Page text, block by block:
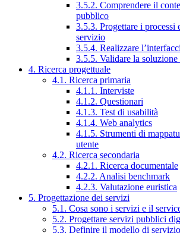
3.5.2. Comprendere il
pubblico
3.5.3. Progettare i processi
servizio
3.5.4. Realizzare
3.5.5. Validare la soluzione
4. Ricerca progettuale
4.1. Ricerca primaria
4.1.1. Interviste
4.1.2. Questionari
4.1.3. Test di usabilità
4.1.4. Web analytics
4.1.5. Strumenti di
utente
4.2. Ricerca secondaria
4.2.1. Ricerca documentale
4.2.2. Analisi benchmark
4.2.3. Valutazione euristica
5. Progettazione dei servizi
5.1. Cosa sono i servizi e il
5.2. Progettare servizi pubblici
5.3. Definire il modello di servizio